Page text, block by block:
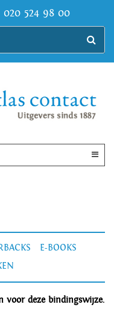
020 524 98 00
E-BOOKS
voor deze bindingswijze.